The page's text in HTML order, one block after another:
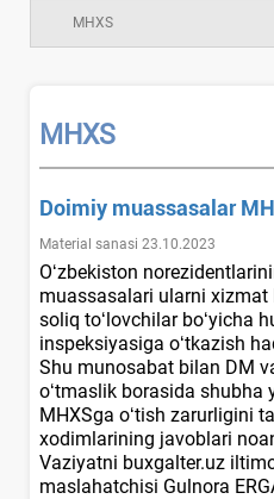
MHXS
MHXS
Doimiy muassasalar
Material sanasi 23.10.2023
Oʻzbekiston
muassasalari ularni хizmat
soliq toʻlovchilar boʻyicha
inspeksiyasiga oʻtkazish
Shu munosabat bilan DM
oʻtmaslik borasida shubha
MHXSga oʻtish zarurligini
хodimlarining javoblari
Vaziyatni buxgalter.uz
maslahatchisi Gulnora